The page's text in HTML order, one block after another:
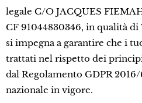
legale C/O JACQUES
CF 91044830346, in qualità
si impegna a garantire che i
trattati nel rispetto dei
dal Regolamento GDPR
nazionale in vigore.